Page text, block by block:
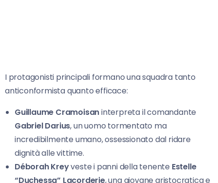
I protagonisti principali formano una squadra tanto
anticonformista quanto efficace:
Guillaume Cramoisaninterpreta il comandante
Gabriel Darius, un uomo tormentato ma
incredibilmente umano, ossessionato dal ridare
dignità alle vittime.
Déborah Kreyveste i panni della tenente Estelle
“Duchessa” Lacorderie, una giovane aristocratica e